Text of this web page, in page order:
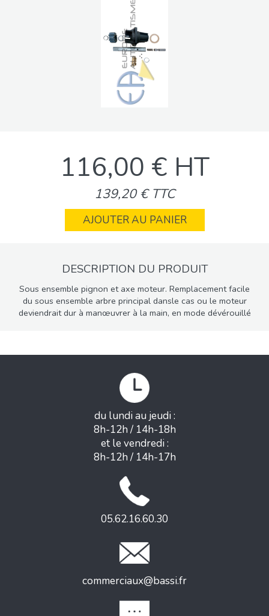
116,00 € HT
139,20 € TTC
AJOUTER AU PANIER
DESCRIPTION DU PRODUIT
Sous ensemble pignon et axe moteur. Remplacement facile
du sous ensemble arbre principal dansle cas ou le moteur
deviendrait dur à manœuvrer à la main, en mode dévérouillé
du lundi au jeudi :
8h-12h / 14h-18h
et le vendredi :
8h-12h / 14h-17h
05.62.16.60.30
commerciaux@bassi.fr